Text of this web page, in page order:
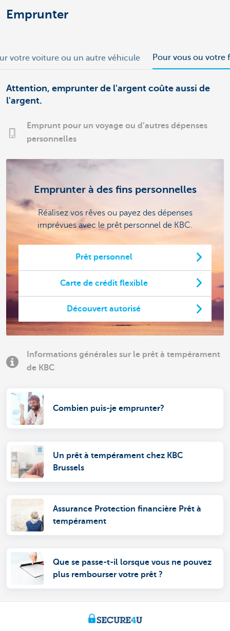
Emprunter
votre voiture ou un autre véhicule Pour vous ou votre
Attention, emprunter de l'argent coûte aussi de
l'argent.
Emprunt pour un voyage ou d’autres dépenses
personnelles
Emprunter à des fins personnelles
Réalisez vos rêves ou payez des dépenses
imprévues avec le prêt personnel de KBC.
Prêt personnel
Carte de crédit flexible
Découvert autorisé
Informations générales sur le prêt à tempérament
de KBC
Combien puis-je emprunter?
Un prêt à tempérament chez KBC
Brussels
Assurance Protection financière Prêt à
tempérament
Que se passe-t-il lorsque vous ne pouvez
plus rembourser votre prêt ?